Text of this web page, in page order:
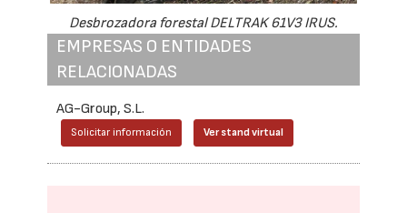
Desbrozadora forestal DELTRAK 61V3 IRUS.
EMPRESAS O ENTIDADES
RELACIONADAS
AG-Group, S.L.
Solicitar información Ver stand virtual